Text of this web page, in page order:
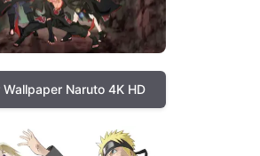
Wallpaper Naruto 4K HD